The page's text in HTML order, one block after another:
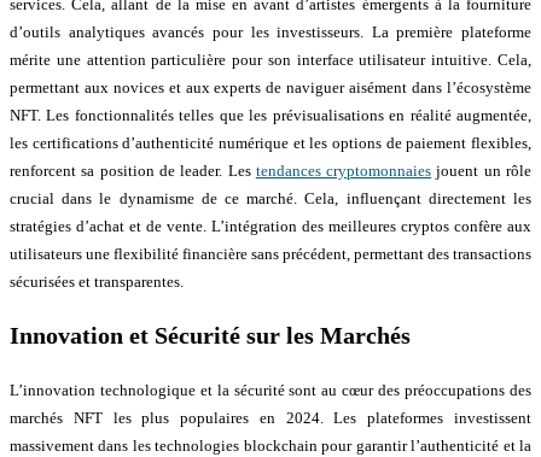
services. Cela, allant de la mise en avant d’artistes émergents à la fourniture
d’outils analytiques avancés pour les investisseurs. La première plateforme
mérite une attention particulière pour son interface utilisateur intuitive. Cela,
permettant aux novices et aux experts de naviguer aisément dans l’écosystème
NFT. Les fonctionnalités telles que les prévisualisations en réalité augmentée,
les certifications d’authenticité numérique et les options de paiement flexibles,
renforcent sa position de leader. Les tendances cryptomonnaies jouent un rôle
crucial dans le dynamisme de ce marché. Cela, influençant directement les
stratégies d’achat et de vente. L’intégration des meilleures cryptos confère aux
utilisateurs une flexibilité financière sans précédent, permettant des transactions
sécurisées et transparentes.
Innovation et Sécurité sur les Marchés
L’innovation technologique et la sécurité sont au cœur des préoccupations des
marchés NFT les plus populaires en 2024. Les plateformes investissent
massivement dans les technologies blockchain pour garantir l’authenticité et la